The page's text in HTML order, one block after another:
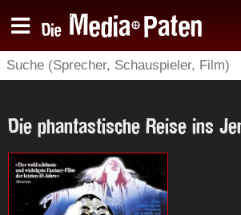
Die phantastische Reise ins